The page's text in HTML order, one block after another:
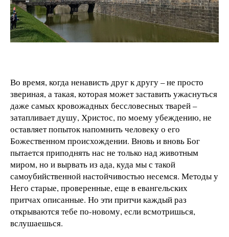
Во время, когда ненависть друг к другу – не просто
звериная, а такая, которая может заставить ужаснуться
даже самых кровожадных бессловесных тварей –
затапливает душу, Христос, по моему убеждению, не
оставляет попыток напомнить человеку о его
Божественном происхождении. Вновь и вновь Бог
пытается приподнять нас не только над животным
миром, но и вырвать из ада, куда мы с такой
самоубийственной настойчивостью несемся. Методы у
Него старые, проверенные, еще в евангельских
притчах описанные. Но эти притчи каждый раз
открываются тебе по-новому, если всмотришься,
вслушаешься.